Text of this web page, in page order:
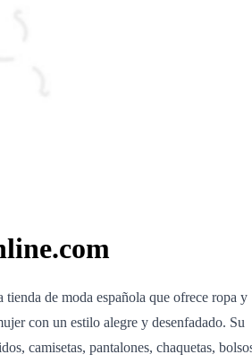
tienda de moda española que ofrece ropa y
con un estilo alegre y desenfadado. Su
camisetas, pantalones, chaquetas,